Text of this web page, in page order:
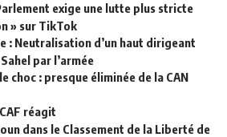
exige une lutte plus stricte
» sur TikTok
: Neutralisation d’un haut dirigeant
par l’armée
choc : presque éliminée de la CAN
réagit
dans le Classement de la Liberté de